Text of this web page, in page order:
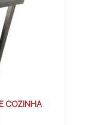
COZINHA